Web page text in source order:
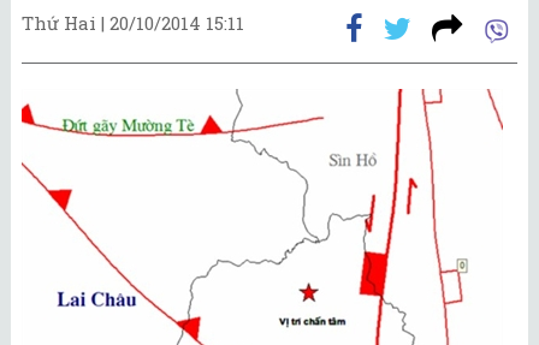
Thứ Hai | 20/10/2014 15:11